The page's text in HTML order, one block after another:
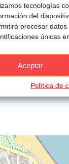
tecnologías
del
procesar
únicas
Aceptar
Política de
kWh/m²a |
D
kWh/m²a |